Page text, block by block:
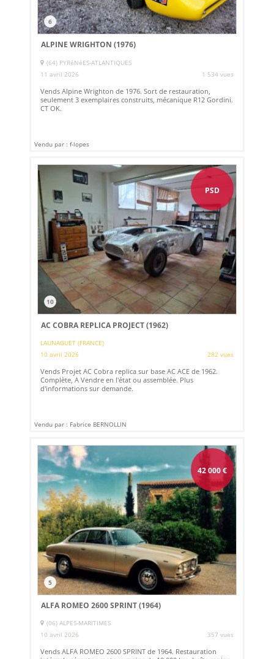
6
ALPINE WRIGHTON (1976)
(64) PYRéNéES-ATLANTIQUES
11 avril 2026
1 534 vues
Vends Alpine Wrighton de 1976. Sort de restauration,
seulement 3 exemplaires construits, mécanique R12 Gordini.
CT OK.
Vendu par : f-lopes
PSD
10
AC COBRA REPLICA PROJECT (1962)
LAUNAGUET (FRANCE)
10 avril 2026
282 vues
Vends Projet AC Cobra replica sur base AC ACE de 1962.
Complète, A Vendre en l'état ou assemblée. Plus
d'informations sur demande.
Vendu par : Fabrice BERNOLLIN
42 000€
5
ALFA ROMEO 2600 SPRINT (1964)
(06) ALPES-MARITIMES
10 avril 2026
357 vues
Vends ALFA ROMEO 2600 SPRINT de 1964. Restauration